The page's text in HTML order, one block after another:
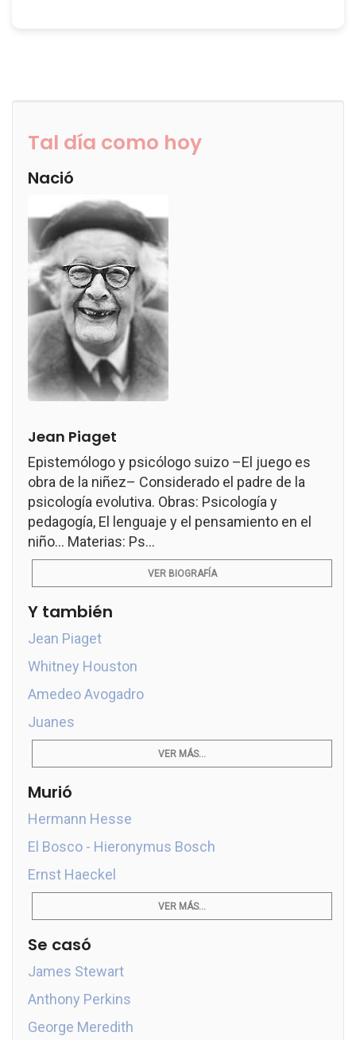
Tal día como hoy
Nació
Jean Piaget
Epistemólogo y psicólogo suizo –El juego es
obra de la niñez– Considerado el padre de la
psicología evolutiva. Obras: Psicología y
pedagogía, El lenguaje y el pensamiento en el
niño... Materias: Ps...
VER BIOGRAFÍA
Y también
Jean Piaget
Whitney Houston
Amedeo Avogadro
Juanes
VER MÁS...
Murió
Hermann Hesse
El Bosco - Hieronymus Bosch
Ernst Haeckel
VER MÁS...
Se casó
James Stewart
Anthony Perkins
George Meredith